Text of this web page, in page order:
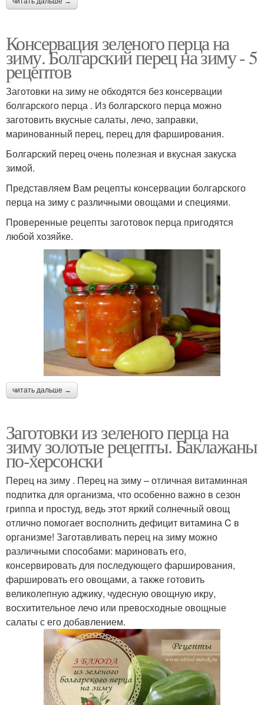
Консервация зеленого перца на
зиму. Болгарский перец на зиму - 5
рецептов
Заготовки на зиму не обходятся без консервации
болгарского перца . Из болгарского перца можно
заготовить вкусные салаты, лечо, заправки,
маринованный перец, перец для фарширования.
Болгарский перец очень полезная и вкусная закуска
зимой.
Представляем Вам рецепты консервации болгарского
перца на зиму с различными овощами и специями.
Проверенные рецепты заготовок перца пригодятся
любой хозяйке.
читать дальше →
Заготовки из зеленого перца на
зиму золотые рецепты. Баклажаны
по-херсонски
Перец на зиму . Перец на зиму – отличная витаминная
подпитка для организма, что особенно важно в сезон
гриппа и простуд, ведь этот яркий солнечный овощ
отлично помогает восполнить дефицит витамина C в
организме! Заготавливать перец на зиму можно
различными способами: мариновать его,
консервировать для последующего фарширования,
фаршировать его овощами, а также готовить
великолепную аджику, чудесную овощную икру,
восхитительное лечо или превосходные овощные
салаты с его добавлением.